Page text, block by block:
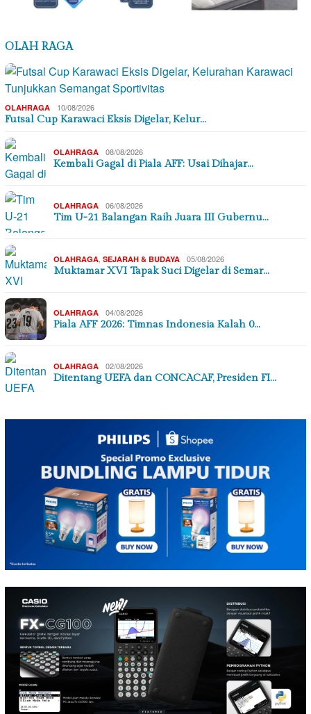
OLAH RAGA
OLAHRAGA 10/08/2026
Futsal Cup Karawaci Eksis Digelar, Kelur…
OLAHRAGA 08/08/2026
Kembali Gagal di Piala AFF: Usai Dihajar…
OLAHRAGA 06/08/2026
Tim U-21 Balangan Raih Juara III Gubernu…
OLAHRAGA, SEJARAH & BUDAYA 05/08/2026
Muktamar XVI Tapak Suci Digelar di Semar…
OLAHRAGA 04/08/2026
Piala AFF 2026: Timnas Indonesia Kalah 0…
OLAHRAGA 02/08/2026
Ditentang UEFA dan CONCACAF, Presiden FI…